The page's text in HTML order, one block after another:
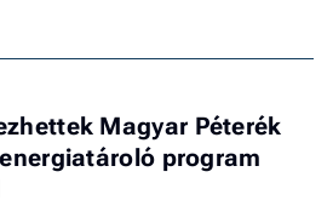
Magyar Péterék
program